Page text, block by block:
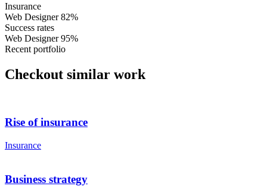
Insurance
Web Designer 82%
Success rates
Web Designer 95%
Recent portfolio
Checkout similar work
Rise of insurance
Insurance
Business strategy